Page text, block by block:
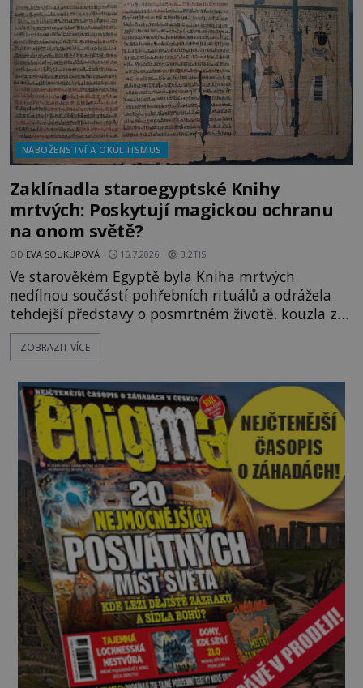
židovských komunitách po celém světě, je
NÁBOŽENSTVÍ A OKULTISMUS
Zaklínadla staroegyptské Knihy
mrtvých: Poskytují magickou ochranu
na onom světě?
OD EVA SOUKUPOVÁ 16.7.2026 3.2TIS
Ve starověkém Egyptě byla Kniha mrtvých
nedílnou součástí pohřebních rituálů a odrážela
tehdejší představy o posmrtném životě. kouzla z
této knihy sloužila výhradně zesnulým. K čemu
mohli mrtví potřebovat magii? V roce 2023
starožitností neobyčejný nález. Archeologové v
nově odkryté nekropoli v oblasti Tuna al-Geb
ZOBRAZIT VÍCE